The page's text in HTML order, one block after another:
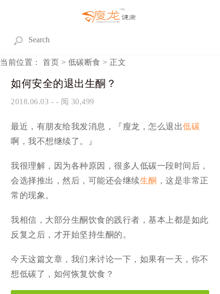
当前位置： 首页 > 低碳断食 > 正文
如何安全的退出生酮？
2018.06.03 - - 阅 30,499
最近，有朋友给我发消息，『瘦龙，怎么退出低碳
啊，我不想继续了。』
我很理解，因为各种原因，很多人低碳一段时间后，
会选择推出，然后，可能还会继续生酮 ，这是非常正
常的现象。
我相信，大部分生酮饮食的践行者，基本上都是如此
反复之后，才开始坚持生酮的。
今天这篇文章，我们来讨论一下，如果有一天，你不
想低碳了，如何恢复饮食？